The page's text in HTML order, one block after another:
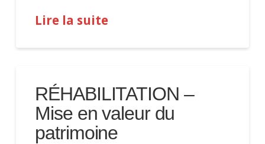
Lire la suite
RÉHABILITATION –
Mise en valeur du
patrimoine